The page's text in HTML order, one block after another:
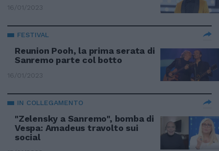
16/01/2023
FESTIVAL
Reunion Pooh, la prima serata di
Sanremo parte col botto
16/01/2023
IN COLLEGAMENTO
"Zelensky a Sanremo", bomba di
Vespa: Amadeus travolto sui
social